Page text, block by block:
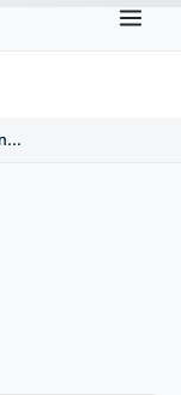
$ BNBBNB
Bitcoin übertrifft Gold: US-Investitionen im Wandel